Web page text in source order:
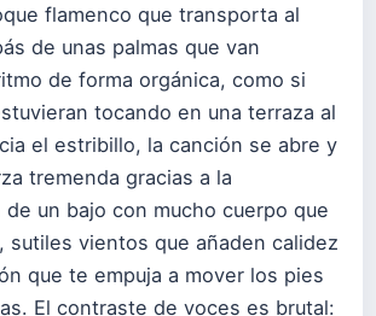
flamenco que transporta al
de unas palmas que van
de forma orgánica, como si
tocando en una terraza al
el estribillo, la canción se abre y
tremenda gracias a la
un bajo con mucho cuerpo que
sutiles vientos que añaden calidez
que te empuja a mover los pies
El contraste de voces es brutal: